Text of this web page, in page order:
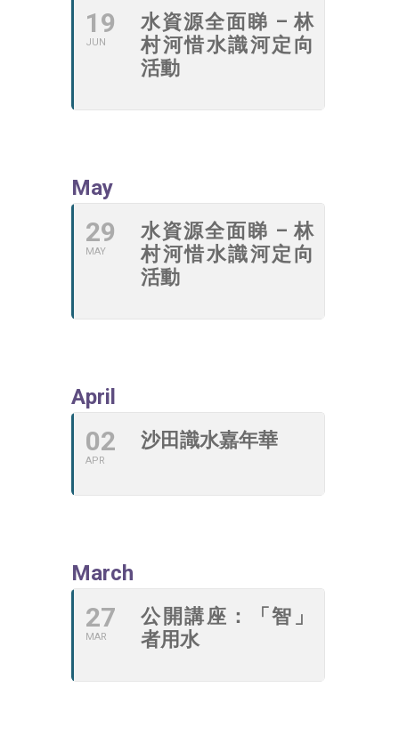
19
JUN
水資源全面睇 – 林
村河惜水識河定向
活動
May
29
MAY
水資源全面睇 – 林
村河惜水識河定向
活動
April
02
APR
沙田識水嘉年華
March
27
MAR
公開講座：「智」
者用水